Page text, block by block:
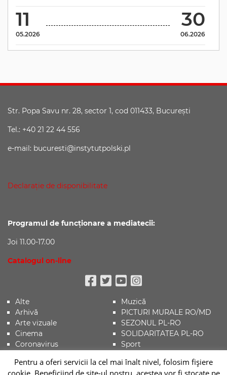
11
05.2026
30
06.2026
Str. Popa Savu nr. 28, sector 1, cod 011433, Bucureşti
Tel.: +40 21 22 44 556
e-mail: bucuresti@instytutpolski.pl
Declaraţie de disponibilitate
Programul de funcționare a mediatecii:
Joi 11.00-17.00
Catalogul on-line
Facebook
Twitter
Youtube
Instagram
Alte
Arhivă
Arte vizuale
Cinema
Coronavirus
Istorie
Muzică
PICTURI MURALE RO/MD
SEZONUL PL-RO
SOLIDARITATEA PL-RO
Sport
Teatru
Pentru a oferi servicii la cel mai înalt nivel, folosim fişiere
cookie. Beneficiind de site-ul nostru, acestea vor fi stocate pe